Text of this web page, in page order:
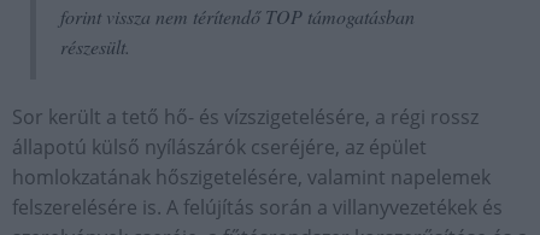
forint vissza nem térítendő TOP támogatásban
részesült.
Sor került a tető hő- és vízszigetelésére, a régi rossz
állapotú külső nyílászárók cseréjére, az épület
homlokzatának hőszigetelésére, valamint napelemek
felszerelésére is. A felújítás során a villanyvezetékek és